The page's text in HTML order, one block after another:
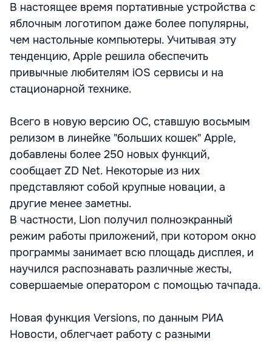
В настоящее время портативные устройства с
яблочным логотипом даже более популярны,
чем настольные компьютеры. Учитывая эту
тенденцию, Apple решила обеспечить
привычные любителям iOS сервисы и на
стационарной технике.
Всего в новую версию ОС, ставшую восьмым
релизом в линейке "больших кошек" Apple,
добавлены более 250 новых функций,
сообщает ZD Net. Некоторые из них
представляют собой крупные новации, а
другие менее заметны.
В частности, Lion получил полноэкранный
режим работы приложений, при котором окно
программы занимает всю площадь дисплея, и
научился распознавать различные жесты,
совершаемые оператором с помощью тачпада.
Новая функция Versions, по данным РИА
Новости, облегчает работу с разными